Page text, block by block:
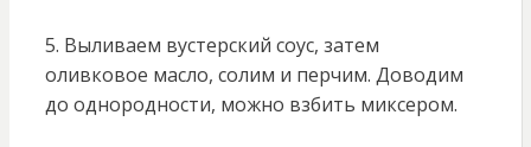
5. Выливаем вустерский соус, затем
оливковое масло, солим и перчим. Доводим
до однородности, можно взбить миксером.